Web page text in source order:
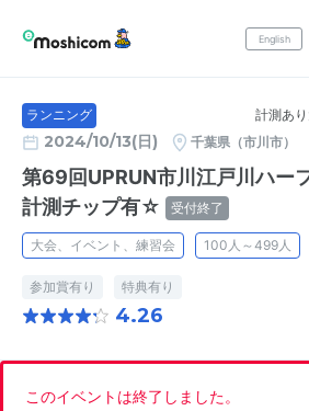
English
ランニング 計測あ
2024/10/13(日) 千葉県（市川市）
第69回UPRUN市川江戸川ハー
計測チップ有☆
受付終了
大会、イベント、練習会 100人～499人
参加賞有り 特典有り
4.26
このイベントは終了しました。